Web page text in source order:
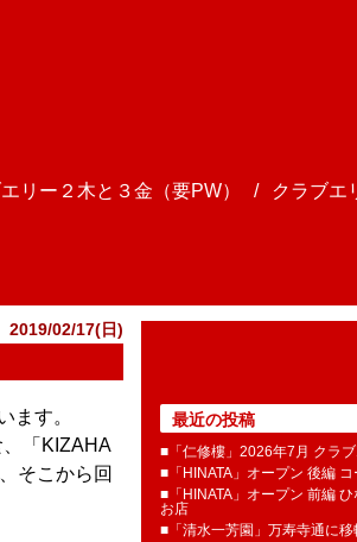
リー２木と３金（要PW）
クラブエ
2019/02/17(日)
ます。
「KIZAHA
そこから回
最近の投稿
■「仁修樓」2026年7月 クラ
■「HINATA」オープン 後編
■「HINATA」オープン 前編
お店
■「清水一芳園」万寿寺通に移